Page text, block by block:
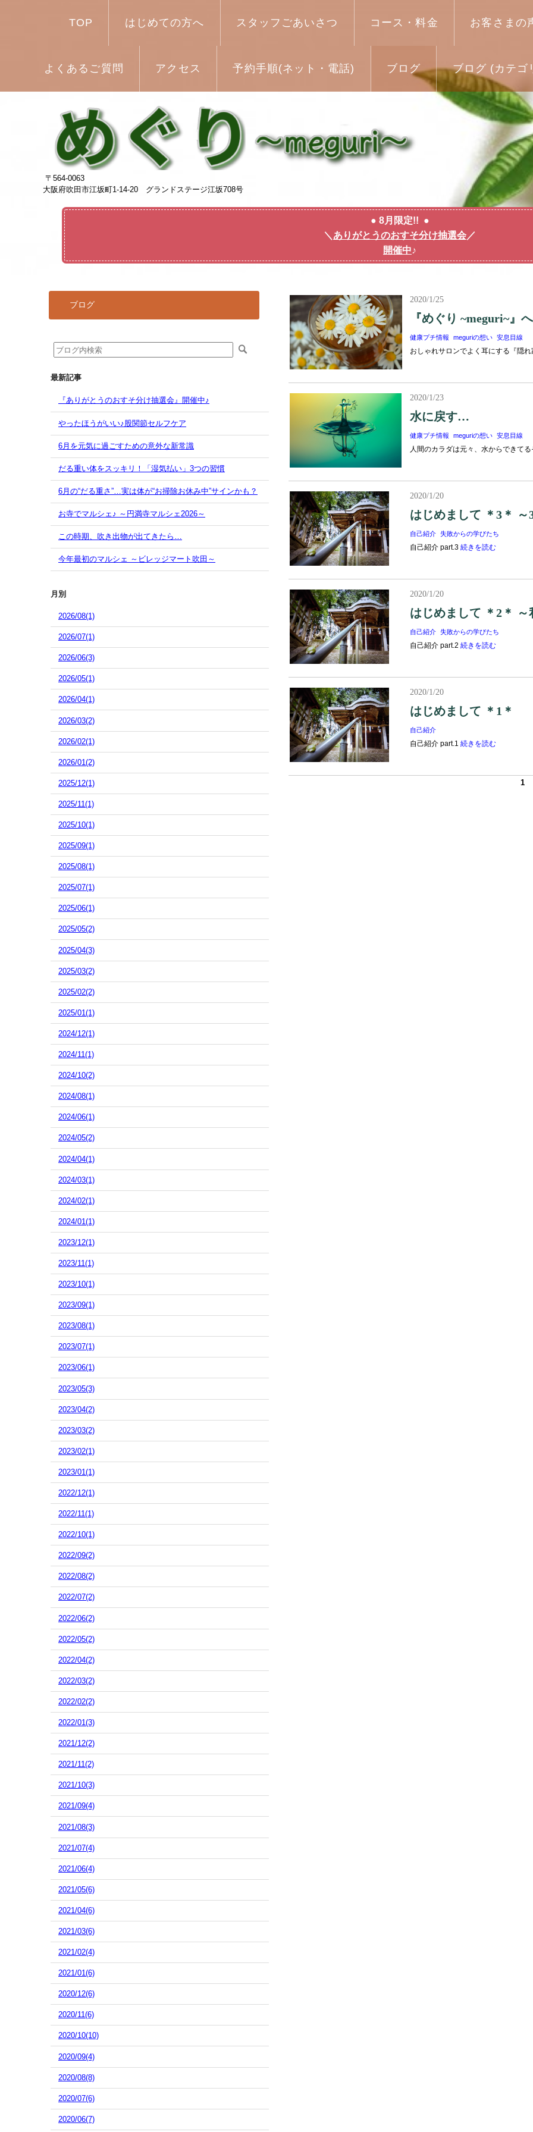
TOP はじめての方へ スタッフごあいさつ コース・料金 お客さまの
よくあるご質問 アクセス 予約手順(ネット・電話) ブログ ブログ (カテゴ
〒564-0063
大阪府吹田市江坂町1-14-20 グランドステージ江坂708号
● 8月限定!! ●
＼ ありがとうのおすそ分け抽選会／
開催中♪
ブログ
最新記事
『ありがとうのおすそ分け抽選会』開催中♪
やったほうがいい♪股関節セルフケア
6月を元気に過ごすための意外な新常識
だる重い体をスッキリ！「湿気払い」3つの習慣
6月の“だる重さ”…実は体が“お掃除お休み中”サインかも？
お寺でマルシェ♪ ～円満寺マルシェ2026～
この時期、吹き出物が出てきたら…
今年最初のマルシェ ～ビレッジマート吹田～
月別
2026/08(1)
2026/07(1)
2026/06(3)
2026/05(1)
2026/04(1)
2026/03(2)
2026/02(1)
2026/01(2)
2025/12(1)
2025/11(1)
2025/10(1)
2025/09(1)
2025/08(1)
2025/07(1)
2025/06(1)
2025/05(2)
2025/04(3)
2025/03(2)
2025/02(2)
2025/01(1)
2024/12(1)
2024/11(1)
2024/10(2)
2024/08(1)
2024/06(1)
2024/05(2)
2024/04(1)
2024/03(1)
2024/02(1)
2024/01(1)
2023/12(1)
2023/11(1)
2023/10(1)
2023/09(1)
2023/08(1)
2023/07(1)
2023/06(1)
2023/05(3)
2023/04(2)
2023/03(2)
2023/02(1)
2023/01(1)
2022/12(1)
2022/11(1)
2022/10(1)
2022/09(2)
2022/08(2)
2022/07(2)
2022/06(2)
2022/05(2)
2022/04(2)
2022/03(2)
2022/02(2)
2022/01(3)
2021/12(2)
2021/11(2)
2021/10(3)
2021/09(4)
2021/08(3)
2021/07(4)
2021/06(4)
2021/05(6)
2021/04(6)
2021/03(6)
2021/02(4)
2021/01(6)
2020/12(6)
2020/11(6)
2020/10(10)
2020/09(4)
2020/08(8)
2020/07(6)
2020/06(7)
2020/1/25
『めぐり ~meguri~』
健康プチ情報 meguriの想い 安息目線
おしゃれサロンでよく耳にする『隠
2020/1/23
水に戻す…
健康プチ情報 meguriの想い 安息目線
人間のカラダは元々、水からできて
2020/1/20
はじめまして ＊3＊ ～
自己紹介 失敗からの学びたち
自己紹介 part.3続きを読む
2020/1/20
はじめまして ＊2＊ ～
自己紹介 失敗からの学びたち
自己紹介 part.2続きを読む
2020/1/20
はじめまして ＊1＊
自己紹介
自己紹介 part.1続きを読む
1